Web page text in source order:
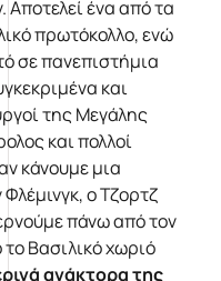
Αποτελεί ένα από τα
πρωτόκολλο, ενώ
σε πανεπιστήμια
και
της Μεγάλης
και πολλοί
κάνουμε μια
ο Τζορτζ
πάνω από τον
Βασιλικό χωριό
ανάκτορα της